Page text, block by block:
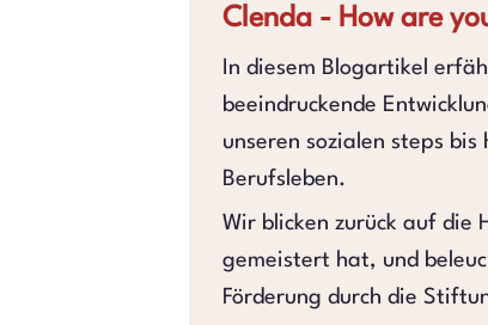
Clenda - How are
In diesem Blogartikel
beeindruckende
unseren sozialen steps
Berufsleben.
Wir blicken zurück auf die
gemeistert hat, und
Förderung durch die